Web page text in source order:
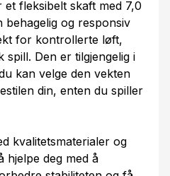
fleksibelt skaft med 7,0
behagelig og responsiv
for kontrollerte løft,
spill. Den er tilgjengelig i
kan velge den vekten
din, enten du spiller
kvalitetsmaterialer og
hjelpe deg med å